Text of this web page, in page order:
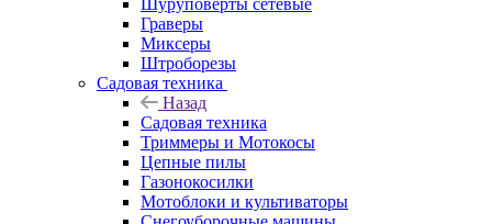
Граверы
Миксеры
Штроборезы
Садовая техника
Назад
Садовая техника
Триммеры и Мотокосы
Цепные пилы
Газонокосилки
Мотоблоки и культиваторы